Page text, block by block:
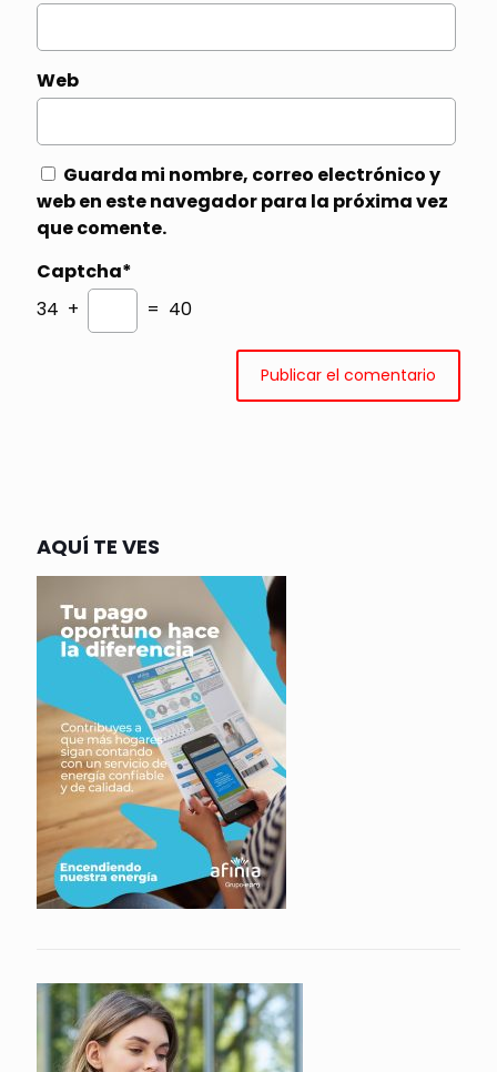
Web
Guarda mi nombre, correo electrónico y
web en este navegador para la próxima vez
que comente.
Captcha*
34 +
= 40
AQUÍ TE VES